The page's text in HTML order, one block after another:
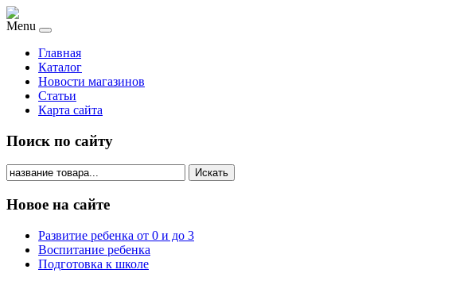
Menu
Главная
Каталог
Новости магазинов
Статьи
Карта сайта
Поиск по сайту
Искать
Новое на сайте
Развитие ребенка от 0 и до 3
Воспитание ребенка
Подготовка к школе